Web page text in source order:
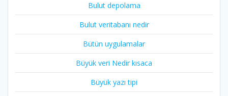
Bulut depolama
Bulut veritabanı nedir
Bütün uygulamalar
Büyük veri Nedir kısaca
Büyük yazı tipi